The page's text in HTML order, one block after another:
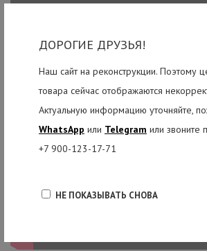
ДОРОГИЕ ДРУЗЬЯ!
Наш сайт на реконструкции. Поэтому
товара сейчас отображаются
Актуальную информацию уточняйте,
WhatsApp или Telegram или звоните
+7 900-123-17-71
НЕ ПОКАЗЫВАТЬ СНОВА